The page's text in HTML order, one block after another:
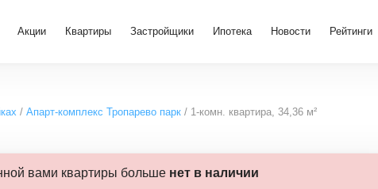
Акции Квартиры Застройщики Ипотека Новости Рейтинги
Апарт-комплекс Тропарево парк 1-комн. квартира, 34,36 м²
вами квартиры больше нет в наличии